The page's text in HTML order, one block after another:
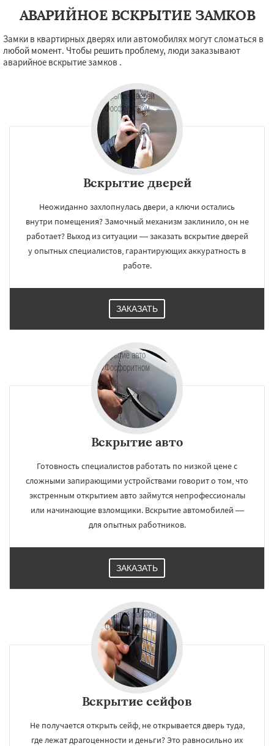
АВАРИЙНОЕ ВСКРЫТИЕ ЗАМКОВ
Замки в квартирных дверях или автомобилях могут сломаться в
любой момент. Чтобы решить проблему, люди заказывают
аварийное вскрытие замков .
Вскрытие дверей
Неожиданно захлопнулась двери, а ключи остались
внутри помещения? Замочный механизм заклинило, он не
работает? Выход из ситуации — заказать вскрытие дверей
у опытных специалистов, гарантирующих аккуратность в
работе.
ЗАКАЗАТЬ
Вскрытие авто
Готовность специалистов работать по низкой цене с
сложными запирающими устройствами говорит о том, что
экстренным открытием авто займутся непрофессионалы
или начинающие взломщики. Вскрытие автомобилей —
для опытных работников.
ЗАКАЗАТЬ
Вскрытие сейфов
Не получается открыть сейф, не открывается дверь туда,
где лежат драгоценности и деньги? Это равносильно их